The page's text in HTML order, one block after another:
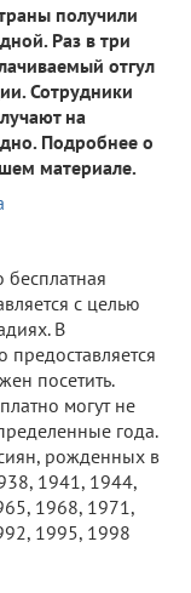
получили
Раз в три
отгул
Сотрудники
на
Подробнее о
материале.
бесплатная
с целью
В
предоставляется
посетить.
могут не
года.
рожденных в
1941, 1944,
1968, 1971,
1995, 1998